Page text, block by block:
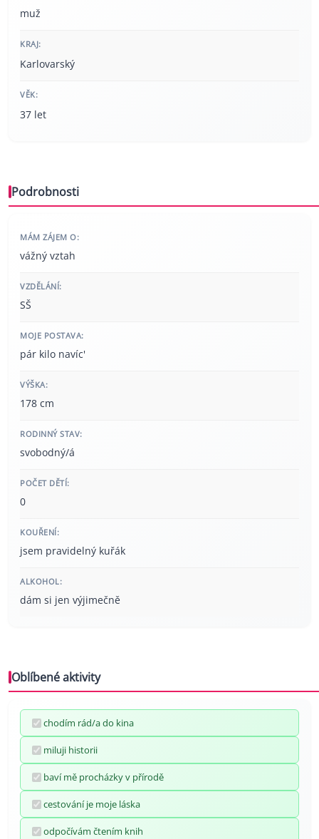
muž
KRAJ:
Karlovarský
VĚK:
37 let
Podrobnosti
MÁM ZÁJEM O:
vážný vztah
VZDĚLÁNÍ:
SŠ
MOJE POSTAVA:
pár kilo navíc'
VÝŠKA:
178 cm
RODINNÝ STAV:
svobodný/á
POČET DĚTÍ:
0
KOUŘENÍ:
jsem pravidelný kuřák
ALKOHOL:
dám si jen výjimečně
Oblíbené aktivity
chodím rád/a do kina
miluji historii
baví mě procházky v přírodě
cestování je moje láska
odpočívám čtením knih